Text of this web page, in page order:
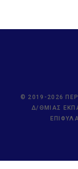
© 2019-2026
Δ/ΘΜΙΑΣ